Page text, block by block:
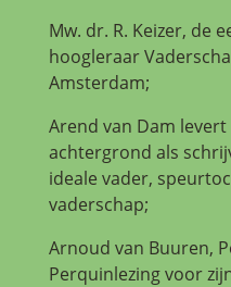
Mw. dr. R. Keizer, de
hoogleraar
Amsterdam;
Arend van Dam
achtergrond als
ideale vader,
vaderschap;
Arnoud van Buuren,
Perquinlezing voor